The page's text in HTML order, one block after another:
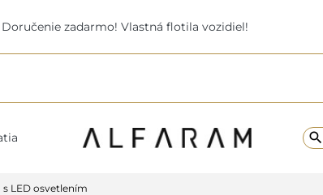
Doručenie zadarmo! Vlastná flotila vozidiel!
search
LED osvetlením